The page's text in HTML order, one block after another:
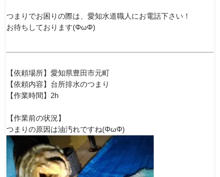
つまりでお困りの際は、愛知水道職人にお電話下さい！
お待ちしております(ΦωΦ)
【依頼場所】愛知県豊田市元町
【依頼内容】台所排水のつまり
【作業時間】2h
【作業前の状況】
つまりの原因は油汚れですね(ΦωΦ)